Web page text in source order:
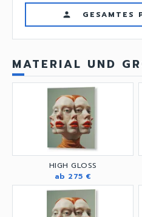
person GESAMTES
MATERIAL UND
HIGH GLOSS
ab 275 €